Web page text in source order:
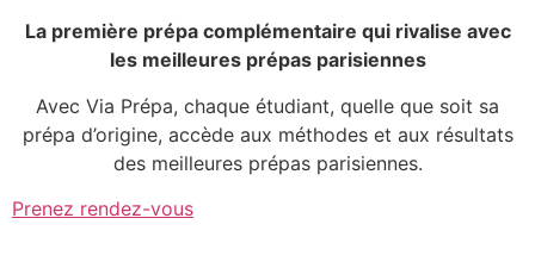
La première prépa complémentaire qui rivalise avec
les meilleures prépas parisiennes
Avec Via Prépa, chaque étudiant, quelle que soit sa
prépa d’origine, accède aux méthodes et aux résultats
des meilleures prépas parisiennes.
Prenez rendez-vous